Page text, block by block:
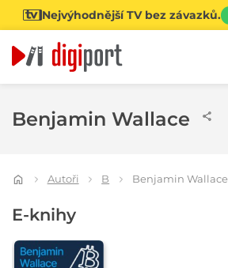
Nejvýhodnější TV bez závazků.
Benjamin Wallace
Autoři B Benjamin Wallace
E-knihy